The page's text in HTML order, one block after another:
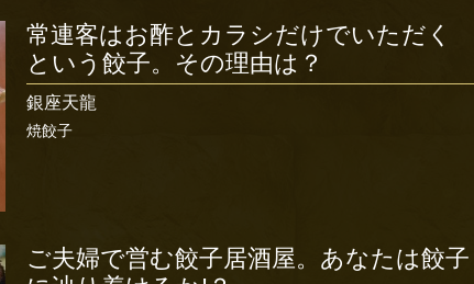
常連客はお酢とカラシだけでいただく
という餃子。その理由は？
銀座天龍
焼餃子
ご夫婦で営む餃子居酒屋。あなたは餃子